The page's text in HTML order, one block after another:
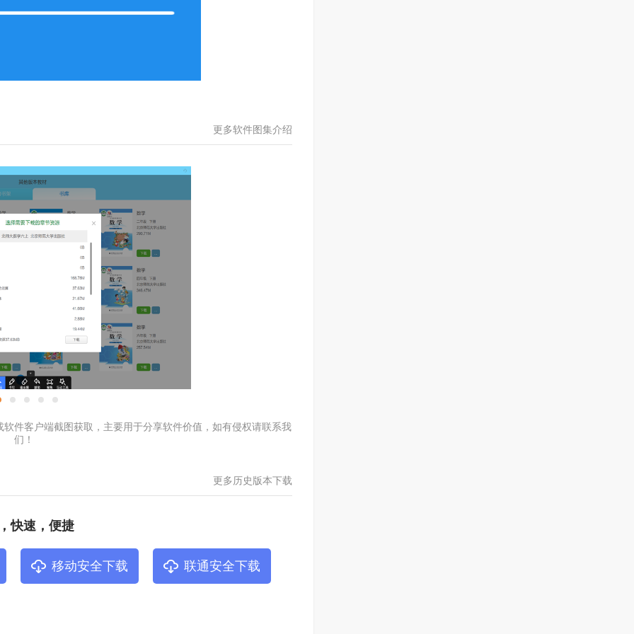
更多软件图集介绍
件客户端截图获取，主要用于分享软件价值，如有侵权请联系我
们！
更多历史版本下载
快速，便捷
移动安全下载 联通安全下载